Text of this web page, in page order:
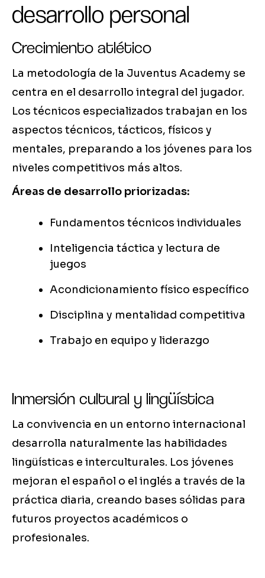
desarrollo personal
Crecimiento atlético
La metodología de la Juventus Academy se
centra en el desarrollo integral del jugador.
Los técnicos especializados trabajan en los
aspectos técnicos, tácticos, físicos y
mentales, preparando a los jóvenes para los
niveles competitivos más altos.
Áreas de desarrollo priorizadas:
Fundamentos técnicos individuales
Inteligencia táctica y lectura de
juegos
Acondicionamiento físico específico
Disciplina y mentalidad competitiva
Trabajo en equipo y liderazgo
Inmersión cultural y lingüística
La convivencia en un entorno internacional
desarrolla naturalmente las habilidades
lingüísticas e interculturales. Los jóvenes
mejoran el español o el inglés a través de la
práctica diaria, creando bases sólidas para
futuros proyectos académicos o
profesionales.